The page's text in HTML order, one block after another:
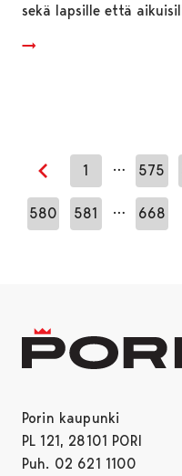
sekä lapsille että
Edellinen sivu
1 … 575
580 581 … 668
Porin kaupunki
PL 121, 28101 PORI
Puh. 02 621 1100